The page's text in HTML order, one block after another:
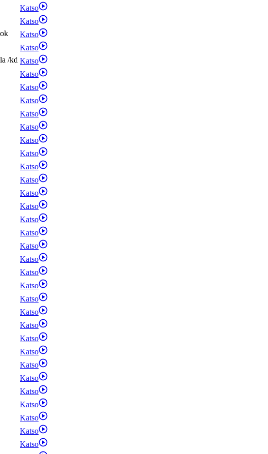
Katso
Katso
Katso
Katso
/kd Katso
Katso
Katso
Katso
Katso
Katso
Katso
Katso
Katso
Katso
Katso
Katso
Katso
Katso
Katso
Katso
Katso
Katso
Katso
Katso
Katso
Katso
Katso
Katso
Katso
Katso
Katso
Katso
Katso
Katso